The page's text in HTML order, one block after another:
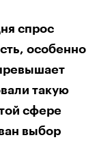
спрос
особенно
такую
сфере
выбор